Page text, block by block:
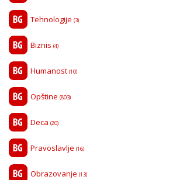
Tehnologije (3)
Biznis (4)
Humanost (10)
Opštine (803)
Deca (20)
Pravoslavlje (16)
Obrazovanje (13)